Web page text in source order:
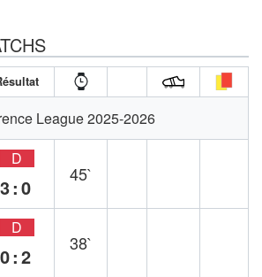
League 2025-2026
D
3:0
45`
D
0:2
38`